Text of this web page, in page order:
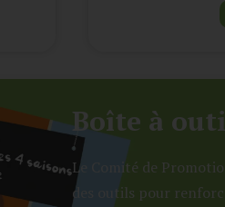
Boîte à
Le Comité de
des outils pour